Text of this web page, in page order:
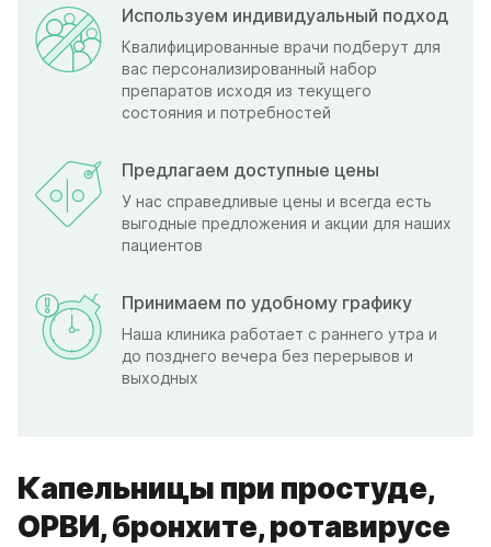
Используем индивидуальный подход
Квалифицированные врачи подберут для
вас персонализированный набор
препаратов исходя из текущего
состояния и потребностей
Предлагаем доступные цены
У нас справедливые цены и всегда есть
выгодные предложения и акции для наших
пациентов
Принимаем по удобному графику
Наша клиника работает с раннего утра и
до позднего вечера без перерывов и
выходных
Капельницы при простуде,
ОРВИ, бронхите, ротавирусе